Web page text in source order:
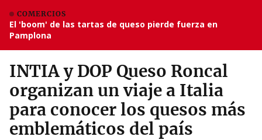
COMERCIOS
El 'boom' de las tartas de queso pierde fuerza en
Pamplona
INTIA y DOP Queso Roncal
organizan un viaje a Italia
para conocer los quesos más
emblemáticos del país